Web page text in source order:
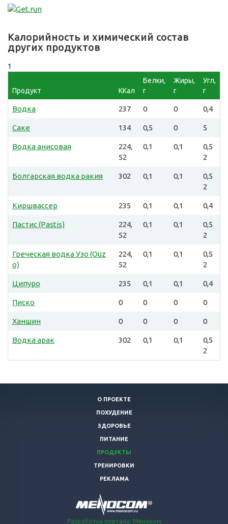
Калорийность и химический состав
других продуктов
1
Продукт ККал
Белки,
г
Жиры,
г
Угл,
г
Водка 237 0 0 0,4
Саке 134 0,5 0 5
Водка анисовая
224,
52
0,1 0,1
0,5
2
Болгарская водка ракия 302 0,1 0,1
0,5
2
Киршвассер 235 0,1 0,1 0,4
Пастис (Pastis)
224,
52
0,1 0,1
0,5
2
Греческая водка Узо (Ouz
o)
224,
52
0,1 0,1
0,5
2
Ципуро 235 0,1 0,1 0,4
Писко 0 0 0 0
Ханшин 0 0 0 0
Водка арак 302 0,1 0,1
0,5
2
О ПРОЕКТЕ
ПОХУДЕНИЕ
ЗДОРОВЬЕ
ПИТАНИЕ
ПРОДУКТЫ
ТРЕНИРОВКИ
РЕКЛАМА
Разработка портала: Меноком